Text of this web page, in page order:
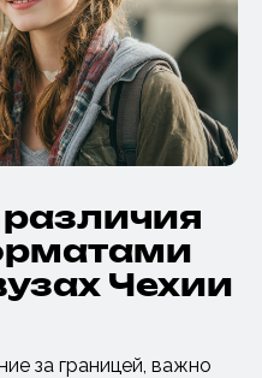
Чехии
за границей, важно